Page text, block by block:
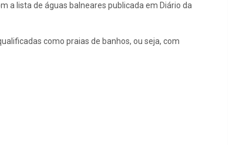
a lista de águas balneares publicada em Diário da
como praias de banhos, ou seja, com